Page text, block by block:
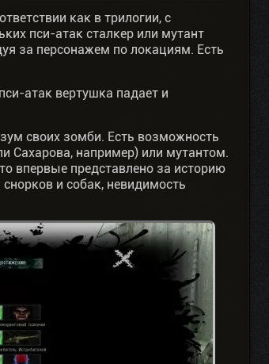
как в трилогии, с
пси-атак сталкер или мутант
за персонажем по локациям. Есть
атак вертушка падает и
своих зомби. Есть возможность
Сахарова, например) или мутантом.
впервые представлено за историю
и собак, невидимость